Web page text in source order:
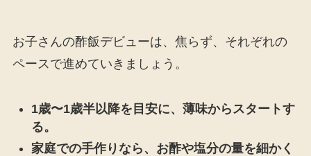
お子さんの酢飯デビューは、焦らず、それぞれの
ペースで進めていきましょう。
1歳〜1歳半以降を目安に、薄味からスタートす
る。
家庭での手作りなら、お酢や塩分の量を細かく